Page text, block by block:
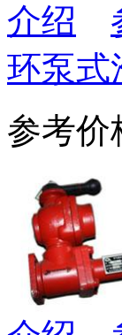
介绍
环泵式
参考价